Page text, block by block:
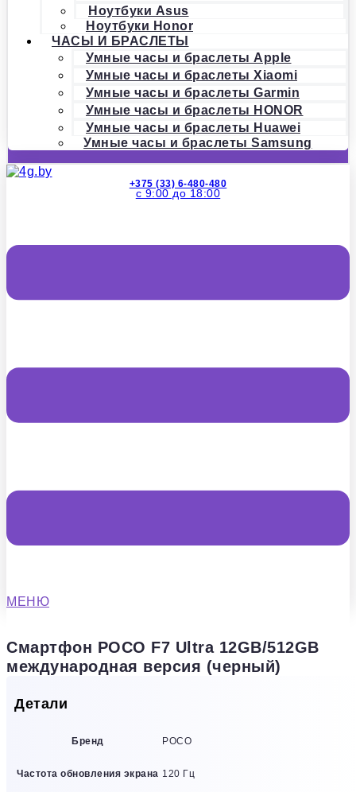
Ноутбуки Asus
Ноутбуки Honor
ЧАСЫ И БРАСЛЕТЫ
Умные часы и браслеты Apple
Умные часы и браслеты Xiaomi
Умные часы и браслеты Garmin
Умные часы и браслеты HONOR
Умные часы и браслеты Huawei
Умные часы и браслеты Samsung
+375 (33) 6-480-480
с 9:00 до 18:00
МЕНЮ
Смартфон POCO F7 Ultra 12GB/512GB
международная версия (черный)
Детали
Бренд POCO
Частота обновления экрана 120 Гц